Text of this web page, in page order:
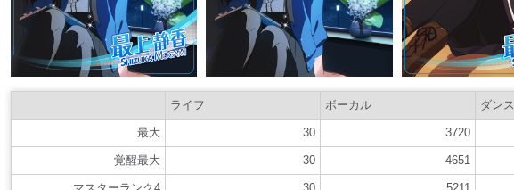
ライフ ボーカル ダンス
最大 30 3720
覚醒最大 30 4651